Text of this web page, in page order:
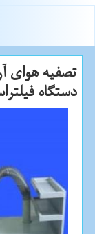
تصفیه هوای
دستگاه